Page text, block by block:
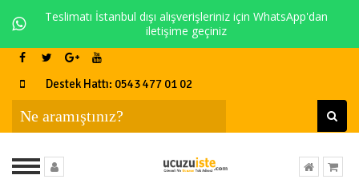
Teslimatı İstanbul dışı alışverişleriniz için WhatsApp'dan
iletişime geçiniz
Destek Hattı: 0543 477 01 02